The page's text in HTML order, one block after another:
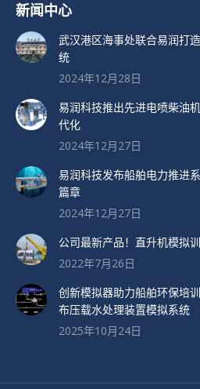
新闻中心
武汉港区海事处联合易润打
统
2024年12月28日
易润科技推出先进电喷柴油
代化
2024年12月27日
易润科技发布船舶电力推进
篇章
2024年12月27日
公司最新产品！直升机模拟
2022年7月26日
创新模拟器助力船舶环保培
布压载水处理装置模拟系统
2025年10月24日